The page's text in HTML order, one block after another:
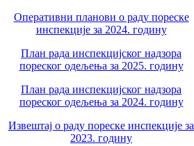
Оперативни планови о раду пореске
инспекције за 2024. годину
План рада инспекцијског надзора
пореског одељења за 2025. годину
План рада инспекцијског надзора
пореског одељења за 2024. годину
Извештај о раду пореске инспекције за
2023. годину